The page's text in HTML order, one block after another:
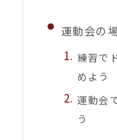
運動会の
練習で
めよう
運動会
う